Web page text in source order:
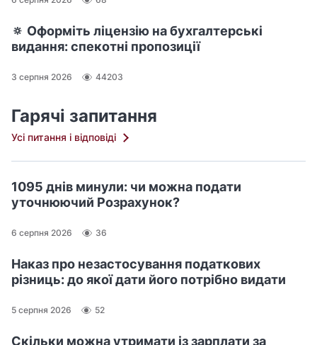
🔅 Оформіть ліцензію на бухгалтерські
видання: спекотні пропозиції
3 серпня 2026 44203
Гарячі запитання
Усі питання і відповіді
1095 днів минули: чи можна подати
уточнюючий Розрахунок?
6 серпня 2026 36
Наказ про незастосування податкових
різниць: до якої дати його потрібно видати
5 серпня 2026 52
Скільки можна утримати із зарплати за